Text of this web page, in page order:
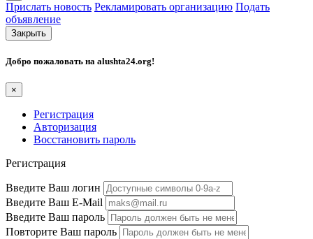
Прислать новость Рекламировать организацию Подать
объявление
Закрыть
Добро пожаловать на alushta24.org!
×
Регистрация
Авторизация
Восстановить пароль
Регистрация
Введите Ваш логин
Введите Ваш E-Mail
Введите Ваш пароль
Повторите Ваш пароль